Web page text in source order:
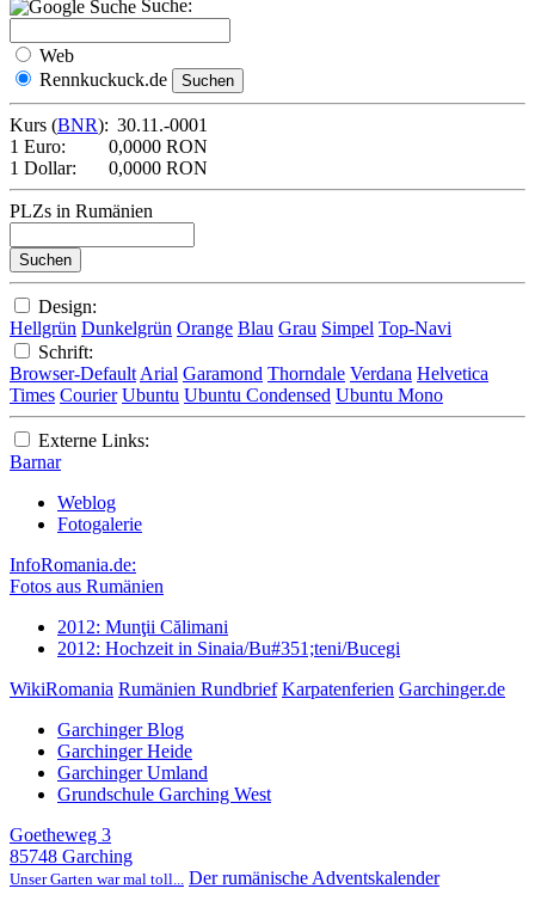
Suche:
Web
Rennkuckuck.de
Kurs (BNR): 30.11.-0001
1 Euro:
0,0000 RON
1 Dollar:
0,0000 RON
PLZs in Rumänien
Design:
Hellgrün Dunkelgrün Orange Blau Grau Simpel Top-Navi
Schrift:
Browser-Default Arial Garamond Thorndale Verdana Helvetica
Times Courier Ubuntu Ubuntu Condensed Ubuntu Mono
Externe Links:
Barnar
Weblog
Fotogalerie
InfoRomania.de:
Fotos aus Rumänien
2012: Munţii Călimani
2012: Hochzeit in Sinaia/Bu#351;teni/Bucegi
WikiRomania Rumänien Rundbrief Karpatenferien Garchinger.de
Garchinger Blog
Garchinger Heide
Garchinger Umland
Grundschule Garching West
Goetheweg 3
85748 Garching
Unser Garten war mal toll... Der rumänische Adventskalender